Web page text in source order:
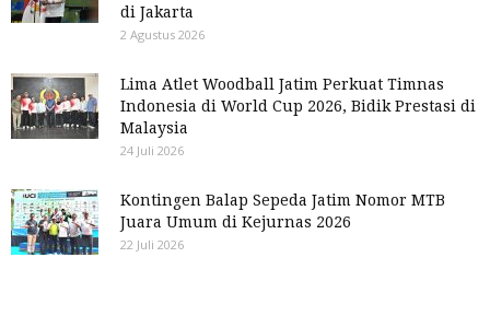
di Jakarta
2 Agustus 2026
Lima Atlet Woodball Jatim Perkuat Timnas
Indonesia di World Cup 2026, Bidik Prestasi di
Malaysia
24 Juli 2026
Kontingen Balap Sepeda Jatim Nomor MTB
Juara Umum di Kejurnas 2026
22 Juli 2026